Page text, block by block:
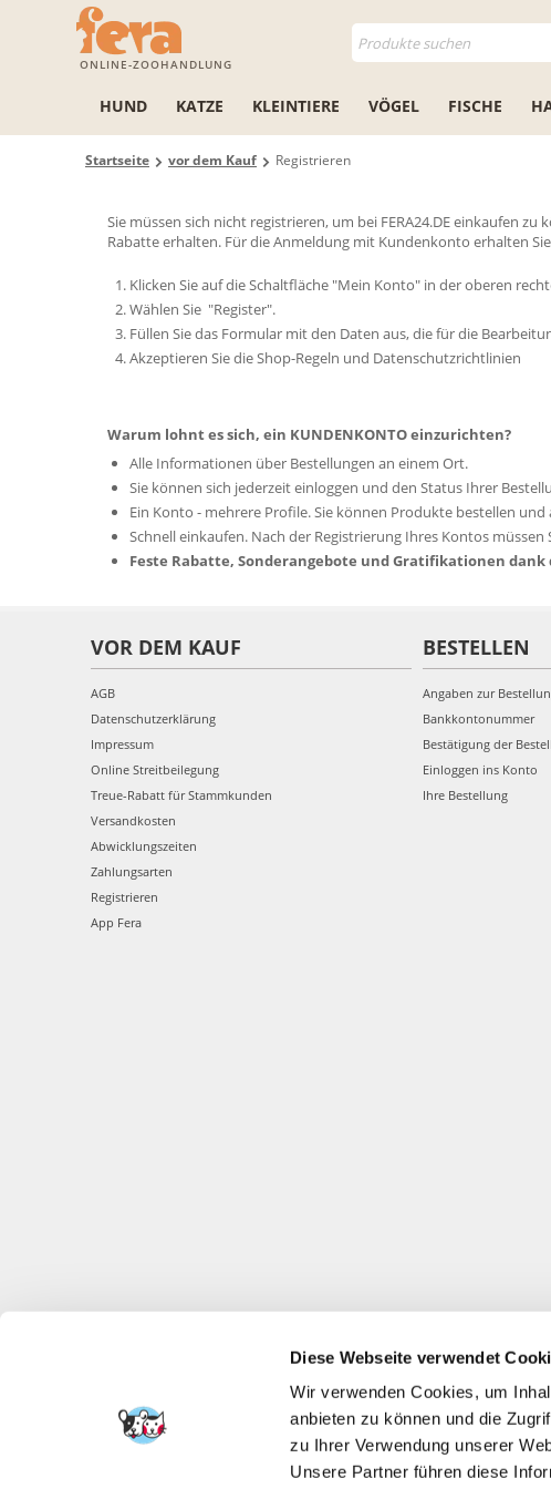
Diese Webseite verwendet
Wir verwenden Cookies, um
anbieten zu können und die
zu Ihrer Verwendung unserer
Unsere Partner führen diese
ONLINE-ZOOHANDLUNG
HUND KATZE KLEINTIERE VÖGEL FISCHE
Startseite vor dem Kauf Registrieren
Sie müssen sich nicht registrieren, um bei FERA24.DE einkaufen
Rabatte erhalten. Für die Anmeldung mit Kundenkonto erhalten
Klicken Sie auf die Schaltfläche "Mein Konto" in der oberen
Wählen Sie "Register".
Füllen Sie das Formular mit den Daten aus, die für die
Akzeptieren Sie die Shop-Regeln und Datenschutzrichtlinien
Warum lohnt es sich, ein KUNDENKONTO einzurichten?
Alle Informationen über Bestellungen an einem Ort.
Sie können sich jederzeit einloggen und den Status Ihrer
Ein Konto - mehrere Profile. Sie können Produkte bestellen
Schnell einkaufen. Nach der Registrierung Ihres Kontos
Feste Rabatte, Sonderangebote und Gratifikationen dank
VOR DEM KAUF
AGB
Datenschutzerklärung
Impressum
Online Streitbeilegung
Treue-Rabatt für Stammkunden
Versandkosten
Abwicklungszeiten
Zahlungsarten
Registrieren
App Fera
BESTELLEN
Angaben zur
Bankkontonummer
Bestätigung der
Einloggen ins Konto
Ihre Bestellung